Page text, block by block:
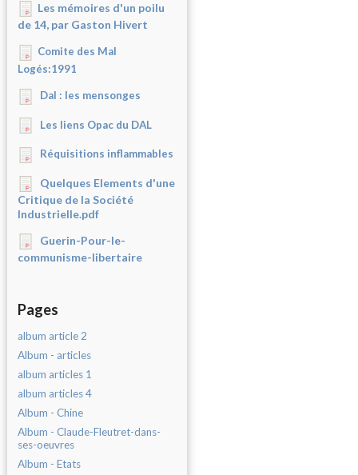
Les mémoires d'un poilu
de 14, par Gaston Hivert
Comite des Mal
Logés:1991
Dal : les mensonges
Les liens Opac du DAL
Réquisitions inflammables
Quelques Elements d'une
Critique de la Société
Industrielle.pdf
Guerin-Pour-le-
communisme-libertaire
Pages
album article 2
Album - articles
album articles 1
album articles 4
Album - Chine
Album - Claude-Fleutret-dans-
ses-oeuvres
Album - Etats